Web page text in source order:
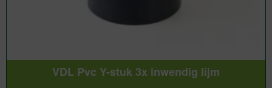
VDL Pvc Y-stuk 3x inwendig lijm